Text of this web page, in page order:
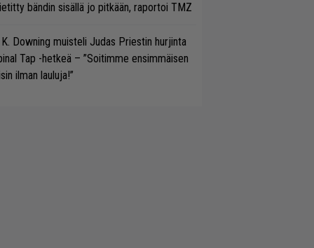
bändin sisällä jo pitkään, raportoi TMZ
K. Downing muisteli Judas Priestin hurjinta
Tap -hetkeä – ”Soitimme ensimmäisen
ilman lauluja!”